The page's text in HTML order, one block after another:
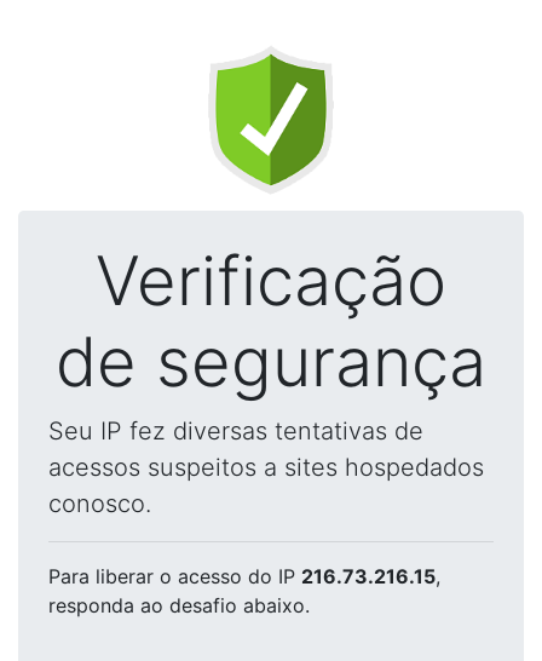
Verificação
de segurança
Seu IP fez diversas tentativas de
acessos suspeitos a sites hospedados
conosco.
Para liberar o acesso do IP 216.73.216.15,
responda ao desafio abaixo.